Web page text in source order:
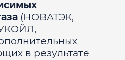
(НОВАТЭК,
в результате